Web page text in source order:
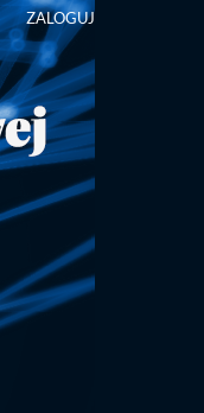
ZALOGUJ